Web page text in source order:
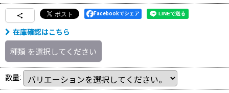
Facebookでシェア
在庫確認はこちら
種類 を選択してください
数量: